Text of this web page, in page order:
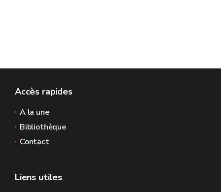
Accès rapides
A la une
Bibliothèque
Contact
Liens utiles